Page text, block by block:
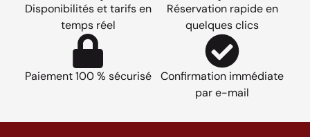
Disponibilités et tarifs en
temps réel
Réservation rapide en
quelques clics
Paiement 100 % sécurisé
Confirmation immédiate
par e-mail